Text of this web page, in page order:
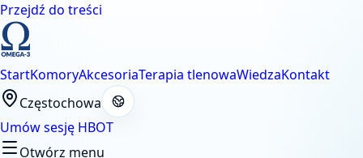
Przejdź do treści
StartKomoryAkcesoriaTerapia tlenowaWiedzaKontakt
Częstochowa
Umów sesję HBOT
Otwórz menu